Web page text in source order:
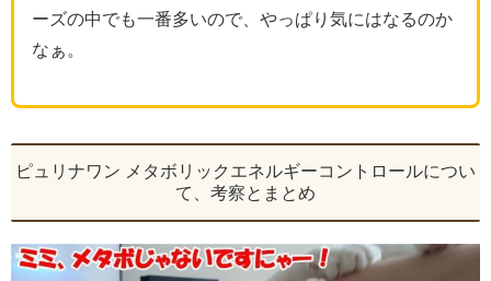
ーズの中でも一番多いので、やっぱり気にはなるのか
なぁ。
ピュリナワン メタボリックエネルギーコントロールについ
て、考察とまとめ